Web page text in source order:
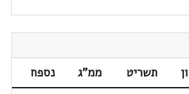
תשריט ממ"ג
נספח